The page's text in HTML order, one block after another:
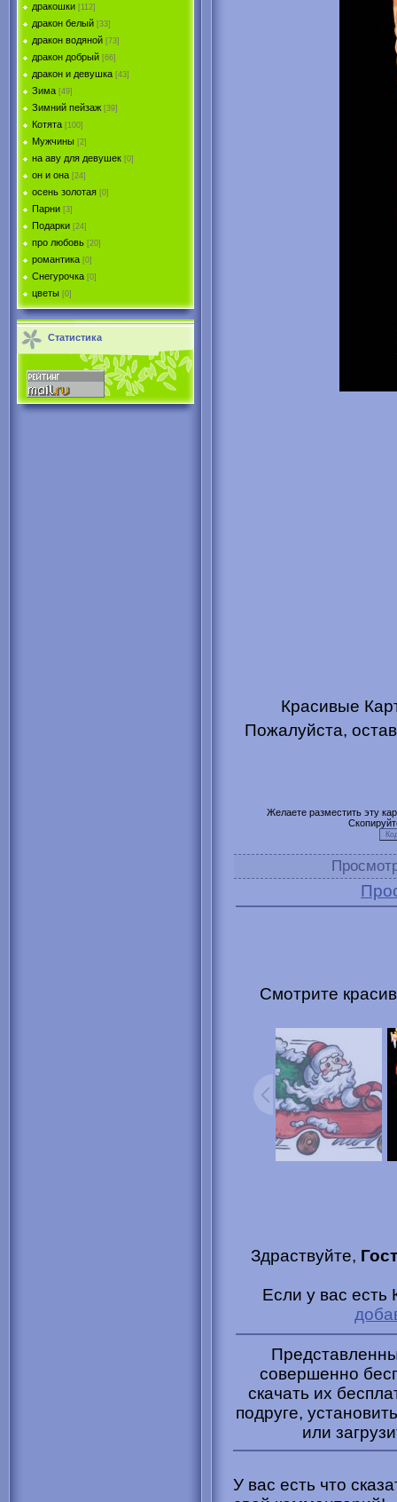
дракошки [112]
дракон белый [33]
дракон водяной [73]
дракон добрый [66]
дракон и девушка [43]
Зима [49]
Зимний пейзаж [39]
Котята [100]
Мужчины [2]
на аву для девушек [0]
он и она [24]
осень золотая [0]
Парни [3]
Подарки [24]
про любовь [20]
романтика [0]
Снегурочка [0]
цветы [0]
Статистика
Красивые
Пожалуйста,
Желаете разместить эту
Смотрите
Здраствуйте,
Если у вас
совершенно
скачать их
подруге,
или
У вас есть что